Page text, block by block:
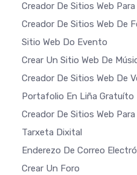
Creador De Sitios Web
Creador De Sitios Web De
Sitio Web Do Evento
Crear Un Sitio Web De
Creador De Sitios Web De
Portafolio En Liña Gratuíto
Creador De Sitios Web
Tarxeta Dixital
Enderezo De Correo
Crear Un Foro